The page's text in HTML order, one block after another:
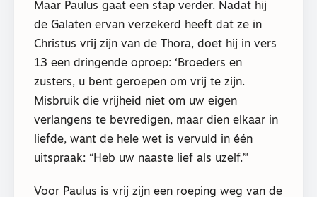
Maar Paulus gaat een stap verder. Nadat hij
de Galaten ervan verzekerd heeft dat ze in
Christus vrij zijn van de Thora, doet hij in vers
13 een dringende oproep: ‘Broeders en
zusters, u bent geroepen om vrij te zijn.
Misbruik die vrijheid niet om uw eigen
verlangens te bevredigen, maar dien elkaar in
liefde, want de hele wet is vervuld in één
uitspraak: “Heb uw naaste lief als uzelf.”’
Voor Paulus is vrij zijn een roeping weg van de